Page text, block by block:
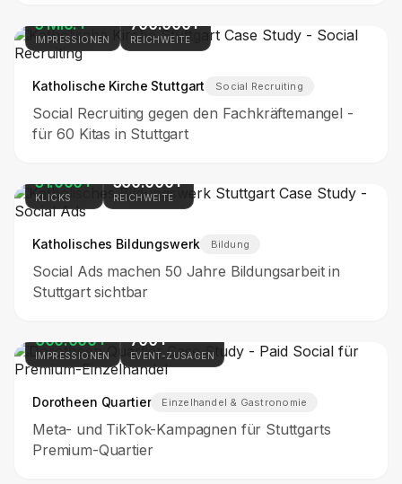
5 Mio.+
IMPRESSIONEN
700.000+
REICHWEITE
Katholische Kirche Stuttgart Social Recruiting
Social Recruiting gegen den Fachkräftemangel -
für 60 Kitas in Stuttgart
31.000+
KLICKS
360.000+
REICHWEITE
Katholisches Bildungswerk Bildung
Social Ads machen 50 Jahre Bildungsarbeit in
Stuttgart sichtbar
600.000+
IMPRESSIONEN
700+
EVENT-ZUSAGEN
Dorotheen Quartier Einzelhandel & Gastronomie
Meta- und TikTok-Kampagnen für Stuttgarts
Premium-Quartier